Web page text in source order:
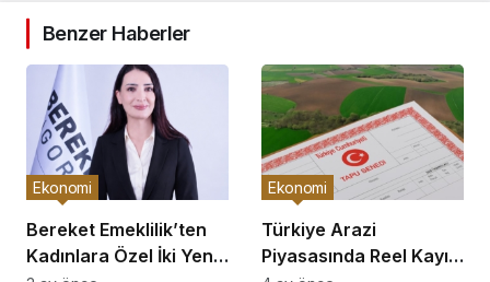
Benzer Haberler
Bereket Emeklilik’ten
Kadınlara Özel İki Yeni
Ekonomi
Türkiye Arazi
Piyasasında Reel Kayıp:
Ekonomi